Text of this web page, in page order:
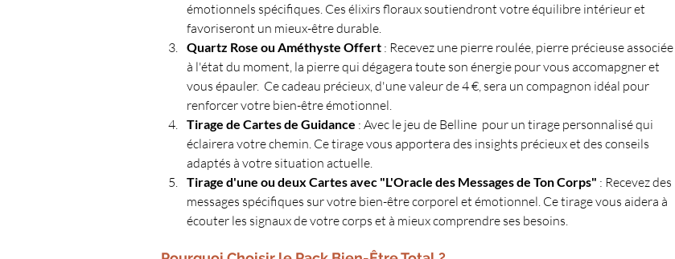
émotionnels spécifiques. Ces élixirs floraux soutiendront votre équilibre intérieur et
favoriseront un mieux-être durable.
Quartz Rose ou Améthyste Offert : Recevez une pierre roulée, pierre précieuse associée
à l'état du moment, la pierre qui dégagera toute son énergie pour vous accomapgner et
vous épauler.  Ce cadeau précieux, d'une valeur de 4 €, sera un compagnon idéal pour
renforcer votre bien-être émotionnel.
Tirage de Cartes de Guidance : Avec le jeu de Belline  pour un tirage personnalisé qui
éclairera votre chemin. Ce tirage vous apportera des insights précieux et des conseils
adaptés à votre situation actuelle.
Tirage d'une ou deux Cartes avec "L'Oracle des Messages de Ton Corps" : Recevez des
messages spécifiques sur votre bien-être corporel et émotionnel. Ce tirage vous aidera à
écouter les signaux de votre corps et à mieux comprendre ses besoins.